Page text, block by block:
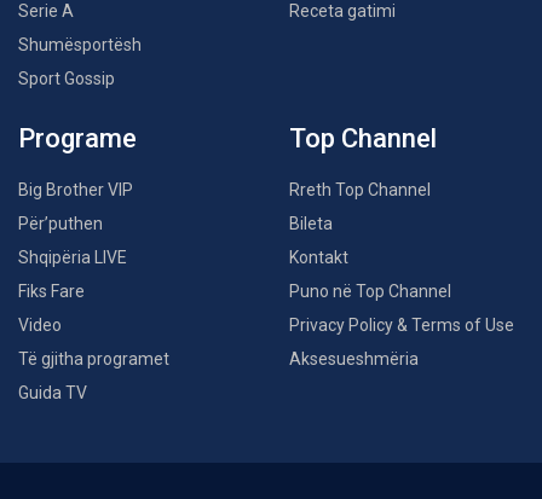
Serie A
Shumësportësh
Sport Gossip
Receta gatimi
Programe
Big Brother VIP
Për’puthen
Shqipëria LIVE
Fiks Fare
Video
Të gjitha programet
Guida TV
Top Channel
Rreth Top Channel
Bileta
Kontakt
Puno në Top Channel
Privacy Policy & Terms of Use
Aksesueshmëria